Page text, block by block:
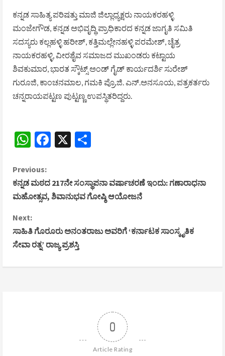
ಕನ್ನಡ ಸಾಹಿತ್ಯ ಪರಿಷತ್ತು ಮಾಜಿ ಜಿಲ್ಲಾಧ್ಯಕ್ಷರು ನಾಯಕರಹಳ್ಳಿ
ಮಂಜೇಗೌಡ, ಕನ್ನಡ ಅಭಿವೃದ್ಧಿ ಪ್ರಾಧಿಕಾರದ ಕನ್ನಡ ಜಾಗೃತಿ ಸಮಿತಿ
ಸದಸ್ಯರು ಕಲ್ಲಹಳ್ಳಿ ಹರೀಶ್, ಕತ್ತಿಮಲ್ಲೇನಹಳ್ಳಿ ಪರಮೇಶ್, ಚೈತ್ರ
ನಾಯಕರಹಳ್ಳಿ, ವೀರಶೈವ ಸಮಾಜದ ಮುಖಂಡರು ಕಟ್ಟಾಯ
ಶಿವಕುಮಾರ, ಭಾರತ ಸ್ಕೌಟ್ಸ್ ಅಂಡ್ ಗೈಡ್ ಕಾರ್ಯದರ್ಶಿ ಸುರೇಶ್
ಗುರೂಜಿ, ಕಾಂಚನಮಾಲ, ಗಮಕಿ ಪ್ರೊ.ಜಿ. ಎನ್.ಅನಸೂಯ, ಪತ್ರಕರ್ತರು
ಚನ್ನರಾಯಪಟ್ಟಣ ಪುಟ್ಟಣ್ಣ ಉಪಸ್ಥಿತರಿದ್ದರು.
WhatsApp
Facebook
X
C
o
n
t
Previous:
ಕನ್ನಡ ಮಠದ 217ನೇ ಸಂಸ್ಥಾಪನಾ ವರ್ಷಾಚರಣೆ ಇಂದು: ಗಣಾರಾಧನಾ
ಮಹೋತ್ಸವ, ಶಿವಾನುಭವ ಗೋಷ್ಠಿ ಆಯೋಜನೆ
Next:
ಸಾಹಿತಿ ಗೊರೂರು ಅನಂತರಾಜು ಅವರಿಗೆ ‘ಕರ್ನಾಟಕ ಸಾಂಸ್ಕೃತಿಕ
ಸೇವಾ ರತ್ನ’ ರಾಜ್ಯ ಪ್ರಶಸ್ತಿ
0
Article Rating